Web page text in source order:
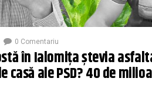
0 Comentariu
în Ialomița ștevia
casă ale PSD? 40 de